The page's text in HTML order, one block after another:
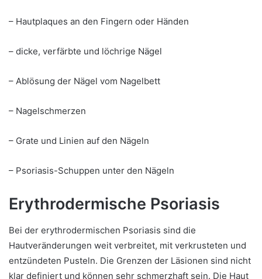
– Hautplaques an den Fingern oder Händen
– dicke, verfärbte und löchrige Nägel
– Ablösung der Nägel vom Nagelbett
– Nagelschmerzen
– Grate und Linien auf den Nägeln
– Psoriasis-Schuppen unter den Nägeln
Erythrodermische Psoriasis
Bei der erythrodermischen Psoriasis sind die
Hautveränderungen weit verbreitet, mit verkrusteten und
entzündeten Pusteln. Die Grenzen der Läsionen sind nicht
klar definiert und können sehr schmerzhaft sein. Die Haut